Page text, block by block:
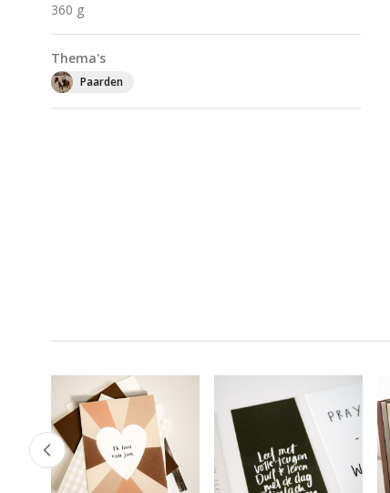
360 g
Thema's
Paarden